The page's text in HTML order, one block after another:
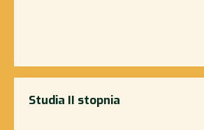
Studia II stopnia